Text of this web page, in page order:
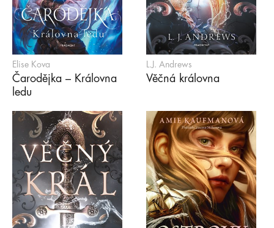
Elise Kova
Čarodějka – Královna
ledu
L.J. Andrews
Věčná královna